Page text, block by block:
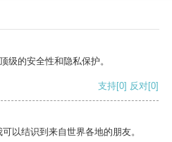
级的安全性和隐私保护。
支持[0] 反对[0]
以结识到来自世界各地的朋友。